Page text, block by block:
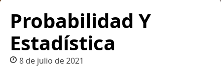
Probabilidad Y
Estadística
8 de julio de 2021